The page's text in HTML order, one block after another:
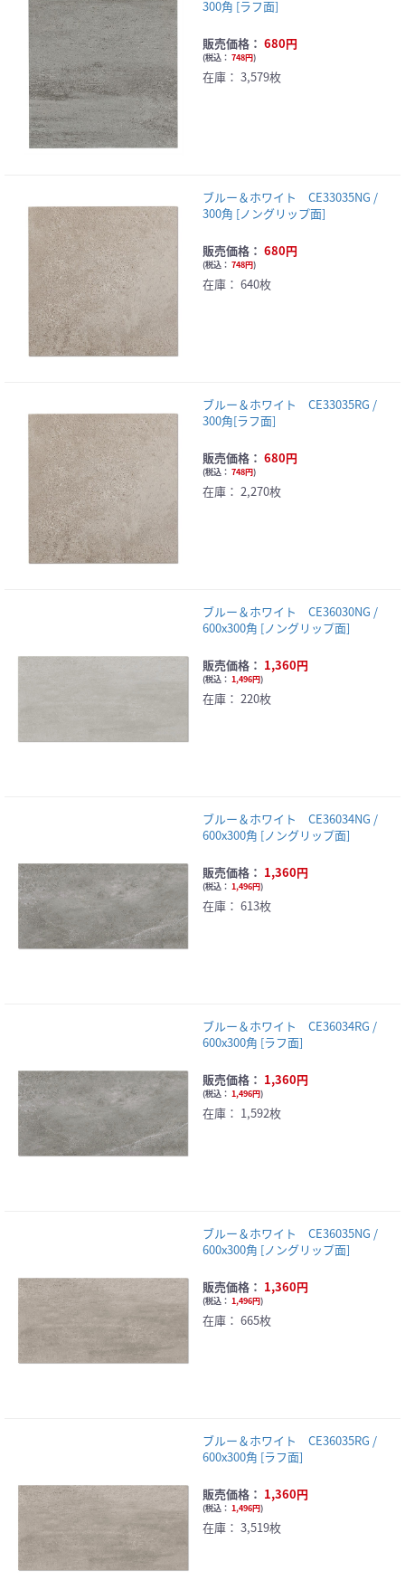
300角 [ラフ面]
販売価格： 680円
(税込： 748円)
在庫： 3,579枚
ブルー＆ホワイト CE33035NG /
300角 [ノングリップ面]
販売価格： 680円
(税込： 748円)
在庫： 640枚
ブルー＆ホワイト CE33035RG /
300角[ラフ面]
販売価格： 680円
(税込： 748円)
在庫： 2,270枚
ブルー＆ホワイト CE36030NG /
600x300角 [ノングリップ面]
販売価格： 1,360円
(税込： 1,496円)
在庫： 220枚
ブルー＆ホワイト CE36034NG /
600x300角 [ノングリップ面]
販売価格： 1,360円
(税込： 1,496円)
在庫： 613枚
ブルー＆ホワイト CE36034RG /
600x300角 [ラフ面]
販売価格： 1,360円
(税込： 1,496円)
在庫： 1,592枚
ブルー＆ホワイト CE36035NG /
600x300角 [ノングリップ面]
販売価格： 1,360円
(税込： 1,496円)
在庫： 665枚
ブルー＆ホワイト CE36035RG /
600x300角 [ラフ面]
販売価格： 1,360円
(税込： 1,496円)
在庫： 3,519枚